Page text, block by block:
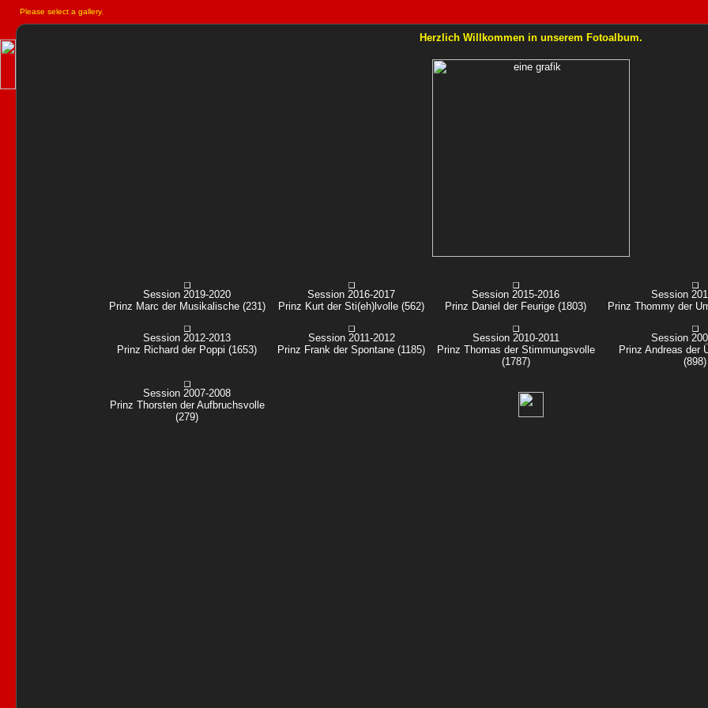
Please select a gallery.
Herzlich Willkommen in unserem Fotoalbum.
Session 2019-2020
Prinz Marc der Musikalische (231)
Session 2016-2017
Prinz Kurt der Sti(eh)lvolle (562)
Session 2015-2016
Prinz Daniel der Feurige (1803)
Session
Prinz Thommy der
Session 2012-2013
Prinz Richard der Poppi (1653)
Session 2011-2012
Prinz Frank der Spontane (1185)
Session 2010-2011
Prinz Thomas der Stimmungsvolle
(1787)
Session
Prinz Andreas der
(898)
Session 2007-2008
Prinz Thorsten der Aufbruchsvolle
(279)